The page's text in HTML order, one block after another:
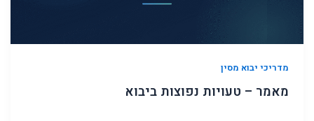
מדריכי יבוא מסין
מאמר – טעויות נפוצות ביבוא